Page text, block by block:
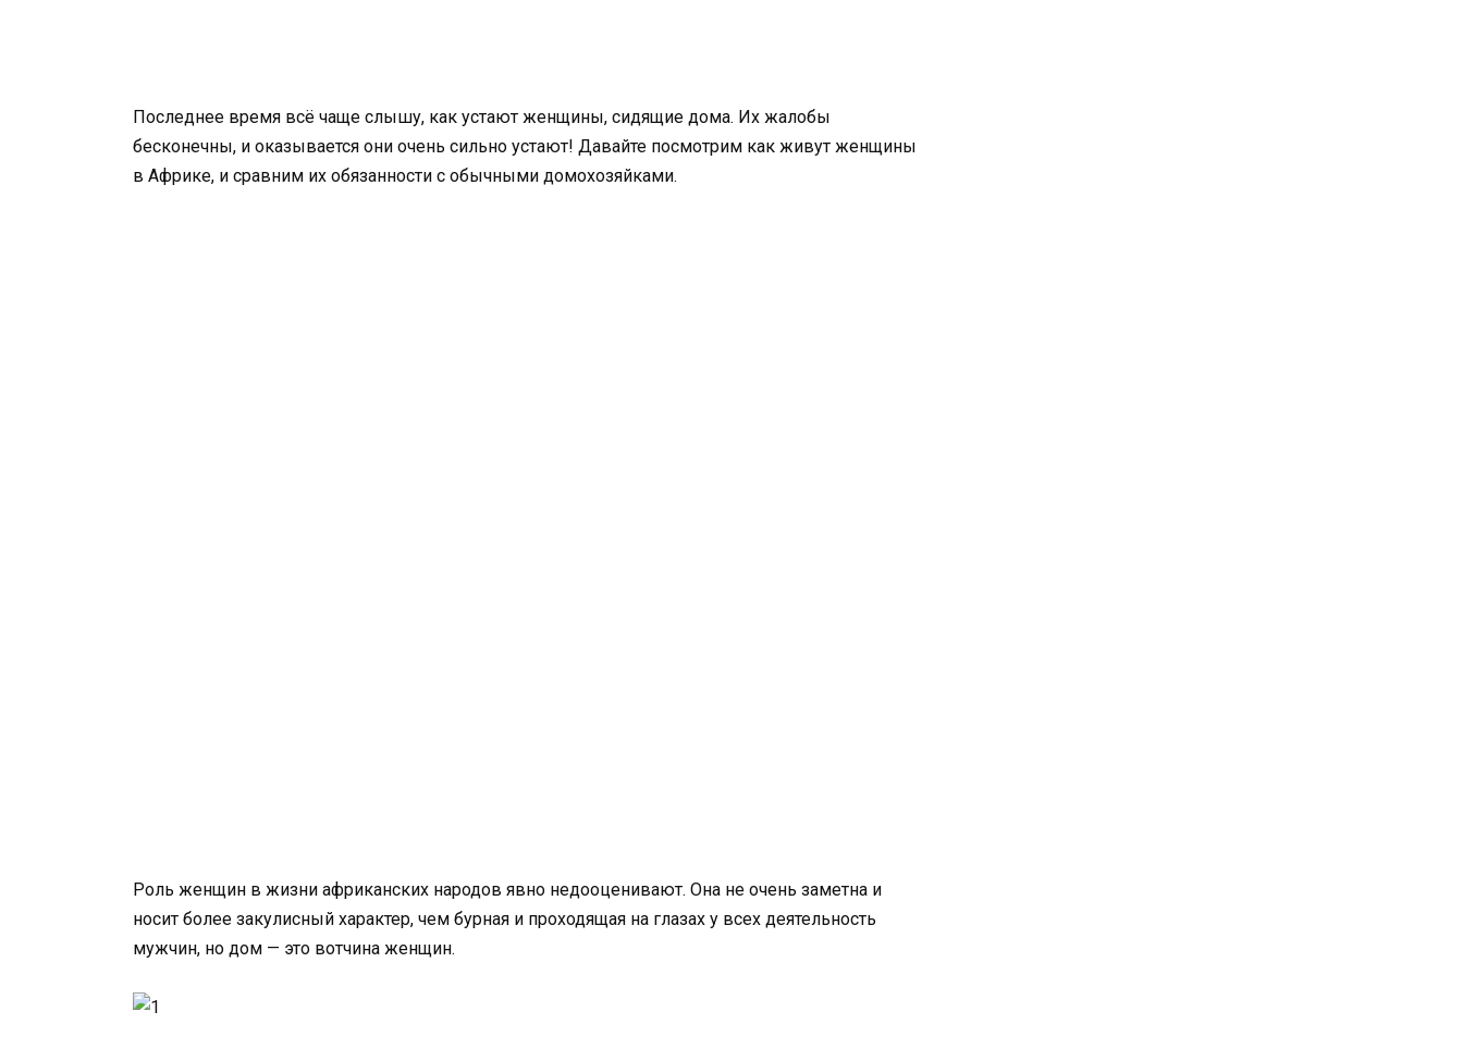
Последнее время всё чаще слышу, как устают женщины, сидящие дома. Их жалобы
бесконечны, и оказывается они очень сильно устают! Давайте посмотрим как живут женщины
в Африке, и сравним их обязанности с обычными домохозяйками.
Роль женщин в жизни африканских народов явно недооценивают. Она не очень заметна и
носит более закулисный характер, чем бурная и проходящая на глазах у всех деятельность
мужчин, но дом — это вотчина женщин.